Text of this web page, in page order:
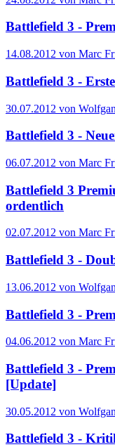
Battlefield 3 -
14.08.2012 von Marc
Battlefield 3 -
30.07.2012 von
Battlefield 3 -
06.07.2012 von Marc
Battlefield 3
ordentlich
02.07.2012 von Marc
Battlefield 3 -
13.06.2012 von
Battlefield 3 -
04.06.2012 von Marc
Battlefield 3 -
[Update]
30.05.2012 von
Battlefield 3 -